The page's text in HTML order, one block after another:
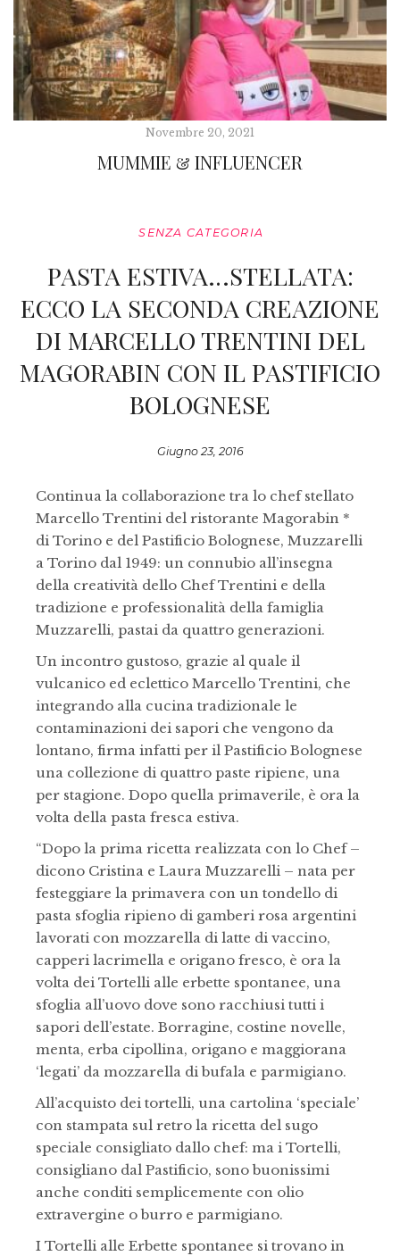
Novembre 20, 2021
MUMMIE & INFLUENCER
SENZA CATEGORIA
PASTA ESTIVA…STELLATA:
ECCO LA SECONDA CREAZIONE
DI MARCELLO TRENTINI DEL
MAGORABIN CON IL PASTIFICIO
BOLOGNESE
Giugno 23, 2016
Continua la collaborazione tra lo chef stellato
Marcello Trentini del ristorante Magorabin *
di Torino e del Pastificio Bolognese, Muzzarelli
a Torino dal 1949: un connubio all’insegna
della creatività dello Chef Trentini e della
tradizione e professionalità della famiglia
Muzzarelli, pastai da quattro generazioni.
Un incontro gustoso, grazie al quale il
vulcanico ed eclettico Marcello Trentini, che
integrando alla cucina tradizionale le
contaminazioni dei sapori che vengono da
lontano, firma infatti per il Pastificio Bolognese
una collezione di quattro paste ripiene, una
per stagione. Dopo quella primaverile, è ora la
volta della pasta fresca estiva.
“Dopo la prima ricetta realizzata con lo Chef –
dicono Cristina e Laura Muzzarelli – nata per
festeggiare la primavera con un tondello di
pasta sfoglia ripieno di gamberi rosa argentini
lavorati con mozzarella di latte di vaccino,
capperi lacrimella e origano fresco, è ora la
volta dei Tortelli alle erbette spontanee, una
sfoglia all’uovo dove sono racchiusi tutti i
sapori dell’estate. Borragine, costine novelle,
menta, erba cipollina, origano e maggiorana
‘legati’ da mozzarella di bufala e parmigiano.
All’acquisto dei tortelli, una cartolina ‘speciale’
con stampata sul retro la ricetta del sugo
speciale consigliato dallo chef: ma i Tortelli,
consigliano dal Pastificio, sono buonissimi
anche conditi semplicemente con olio
extravergine o burro e parmigiano.
I Tortelli alle Erbette spontanee si trovano in